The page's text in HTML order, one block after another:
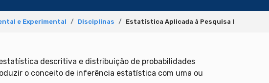
e Experimental Disciplinas Estatística Aplicada à Pesquisa I
descritiva e distribuição de probabilidades
o conceito de inferência estatística com uma ou